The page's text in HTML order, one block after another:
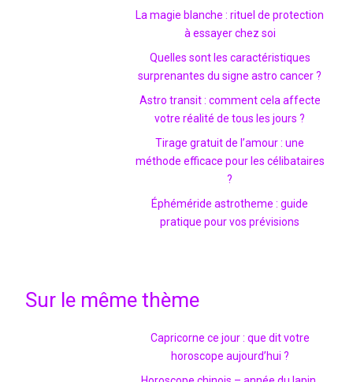
La magie blanche : rituel de protection
à essayer chez soi
Quelles sont les caractéristiques
surprenantes du signe astro cancer ?
Astro transit : comment cela affecte
votre réalité de tous les jours ?
Tirage gratuit de l’amour : une
méthode efficace pour les célibataires
?
Éphéméride astrotheme : guide
pratique pour vos prévisions
Sur le même thème
Capricorne ce jour : que dit votre
horoscope aujourd’hui ?